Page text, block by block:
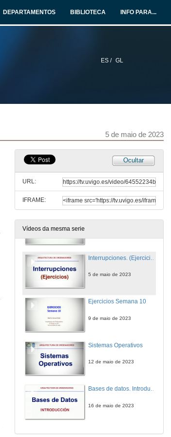
DEPARTAMENTOS BIBLIOTECA INFO PARA...
ES / GL
5 de maio de 2023
Ocultar
URL:
IFRAME:
Vídeos da mesma serie
31 de mar. de 2023
28 de abr. de 2023
5 de maio de 2023
Ejercicios Semana 10
9 de maio de 2023
Sistemas Operativos
12 de maio de 2023
Bases de datos. Introducción
16 de maio de 2023